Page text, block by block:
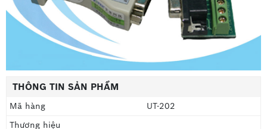
THÔNG TIN SẢN PHẨM
Mã hàng
UT-202
Thương hiệu